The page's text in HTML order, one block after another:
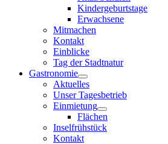
Kindergeburtstage
Erwachsene
Mitmachen
Kontakt
Einblicke
Tag der Stadtnatur
Gastronomie
Aktuelles
Unser Tagesbetrieb
Einmietung
Flächen
Inselfrühstück
Kontakt